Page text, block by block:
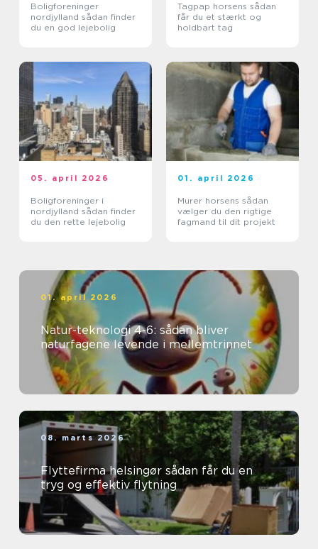
Boligforeninger
nordjylland sådan finder
du en god lejebolig
Tagpap horsens sådan
får du et stærkt og
holdbart tag
05. april 2026
Boligforeninger i
nordjylland sådan finder
du den rette lejebolig
01. april 2026
Murer horsens sådan
vælger du den rigtige
fagmand til dit projekt
01. april 2026
Natur-teknologi 4-6: sådan bliver
naturfagene levende i mellemtrinnet
08. marts 2026
Flyttefirma helsingør sådan får du en
tryg og effektiv flytning